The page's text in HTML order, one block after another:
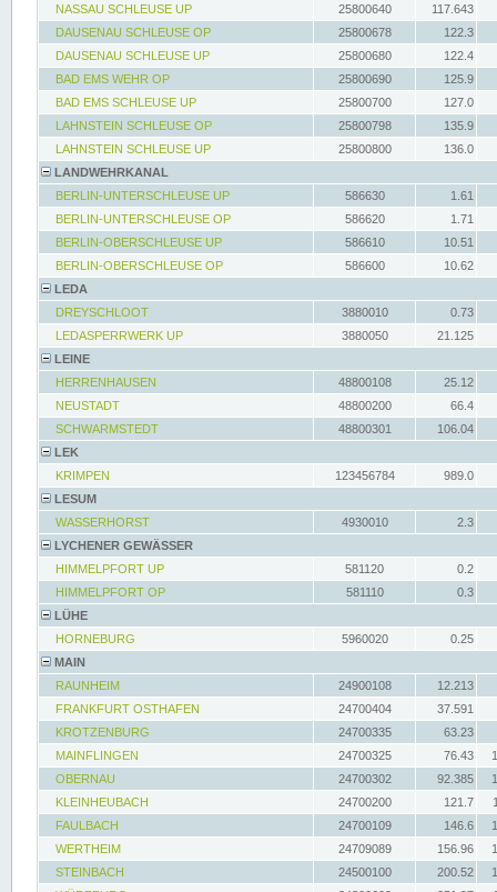
NASSAU SCHLEUSE UP
25800640
117.643
DAUSENAU SCHLEUSE OP
25800678
122.3
DAUSENAU SCHLEUSE UP
25800680
122.4
BAD EMS WEHR OP
25800690
125.9
BAD EMS SCHLEUSE UP
25800700
127.0
LAHNSTEIN SCHLEUSE OP
25800798
135.9
LAHNSTEIN SCHLEUSE UP
25800800
136.0
LANDWEHRKANAL
BERLIN-UNTERSCHLEUSE UP
586630
1.61
BERLIN-UNTERSCHLEUSE OP
586620
1.71
BERLIN-OBERSCHLEUSE UP
586610
10.51
BERLIN-OBERSCHLEUSE OP
586600
10.62
LEDA
DREYSCHLOOT
3880010
0.73
LEDASPERRWERK UP
3880050
21.125
LEINE
HERRENHAUSEN
48800108
25.12
NEUSTADT
48800200
66.4
SCHWARMSTEDT
48800301
106.04
LEK
KRIMPEN
123456784
989.0
LESUM
WASSERHORST
4930010
2.3
LYCHENER GEWÄSSER
HIMMELPFORT UP
581120
0.2
HIMMELPFORT OP
581110
0.3
LÜHE
HORNEBURG
5960020
0.25
MAIN
RAUNHEIM
24900108
12.213
FRANKFURT OSTHAFEN
24700404
37.591
KROTZENBURG
24700335
63.23
MAINFLINGEN
24700325 76.43
OBERNAU
24700302 92.385
KLEINHEUBACH
24700200 121.7
FAULBACH
24700109 146.6
WERTHEIM
24709089 156.96
STEINBACH
24500100 200.52